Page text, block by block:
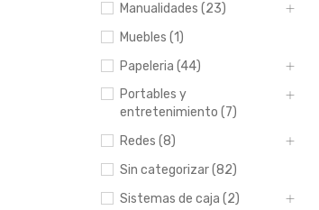
Manualidades (23)
Muebles (1)
Papeleria (44)
Portables y
entretenimiento (7)
Redes (8)
Sin categorizar (82)
Sistemas de caja (2)